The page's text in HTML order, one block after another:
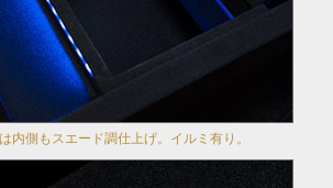
内側もスエード調仕上げ。イルミ有り。